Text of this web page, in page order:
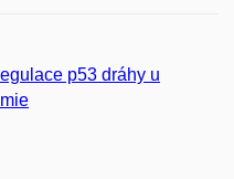
p53 dráhy u